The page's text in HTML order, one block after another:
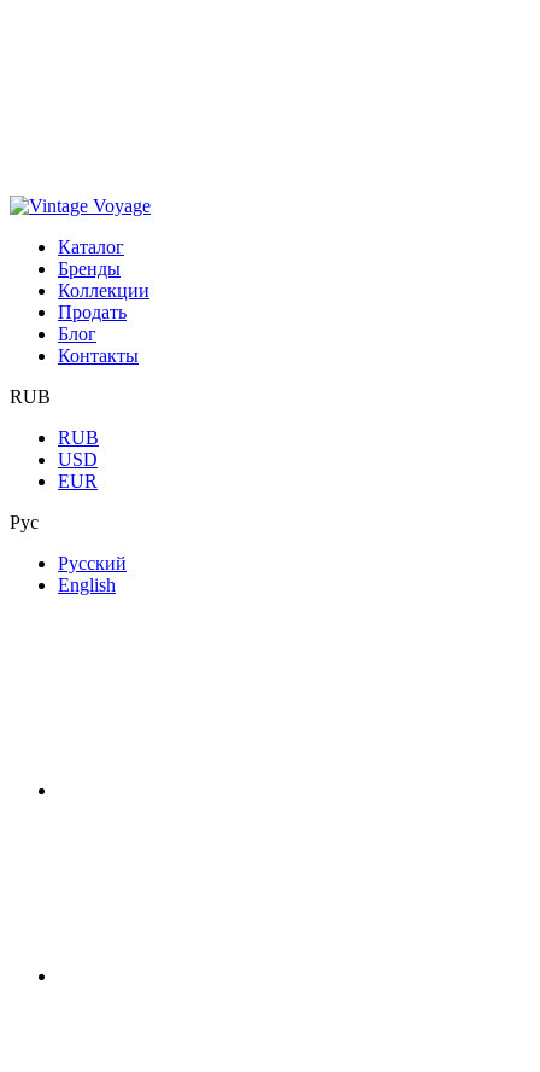
Каталог
Бренды
Коллекции
Продать
Блог
Контакты
RUB
RUB
USD
EUR
Рус
Русский
English